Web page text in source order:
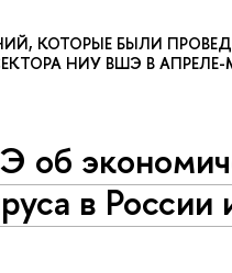
КОТОРЫЕ БЫЛИ
НИУ ВШЭ В АПРЕЛЕ-
в России